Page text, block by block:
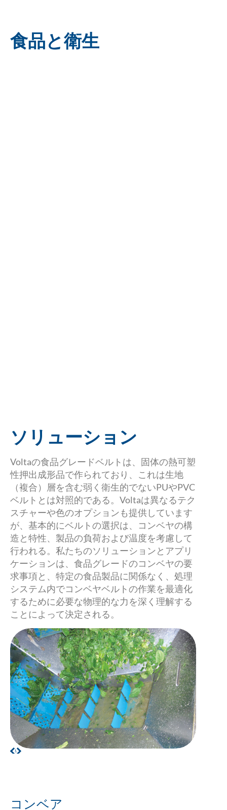
食品と衛生
ソリューション
Voltaの食品グレードベルトは、固体の熱可塑
性押出成形品で作られており、これは生地
（複合）層を含む弱く衛生的でないPUやPVC
ベルトとは対照的である。Voltaは異なるテク
スチャーや色のオプションも提供しています
が、基本的にベルトの選択は、コンベヤの構
造と特性、製品の負荷および温度を考慮して
行われる。私たちのソリューションとアプリ
ケーションは、食品グレードのコンベヤの要
求事項と、特定の食品製品に関係なく、処理
システム内でコンベヤベルトの作業を最適化
するために必要な物理的な力を深く理解する
ことによって決定される。
コンベア